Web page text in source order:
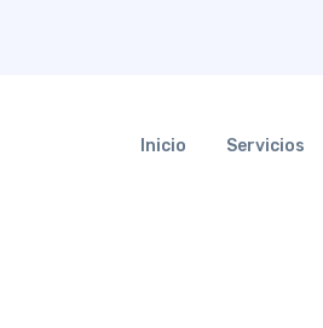
Inicio Servicios